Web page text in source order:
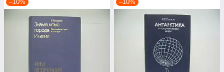
–10% –10%